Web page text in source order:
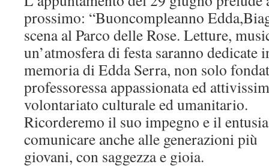
prossimo: “Buoncompleanno
scena al Parco delle Rose. Letture,
un’atmosfera di festa saranno dedicate
memoria di Edda Serra, non solo
professoressa appassionata ed
volontariato culturale ed umanitario.
Ricorderemo il suo impegno e il
comunicare anche alle generazioni più
giovani, con saggezza e gioia.